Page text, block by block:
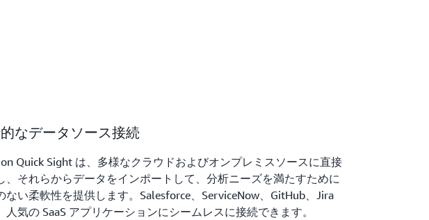
なデータソース接続
Quick Sight は、多様なクラウドおよびオンプレミスソースに直接
、それらからデータをインポートして、分析ニーズを満たすために
ない柔軟性を提供します。Salesforce、ServiceNow、GitHub、Jira
人気の SaaS アプリケーションにシームレスに接続できます。